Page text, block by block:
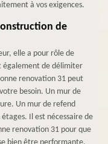
à vos exigences.
de
elle a pour rôle de
également de délimiter
renovation 31 peut
besoin. Un mur de
Un mur de refend
Il est nécessaire de
renovation 31 pour que